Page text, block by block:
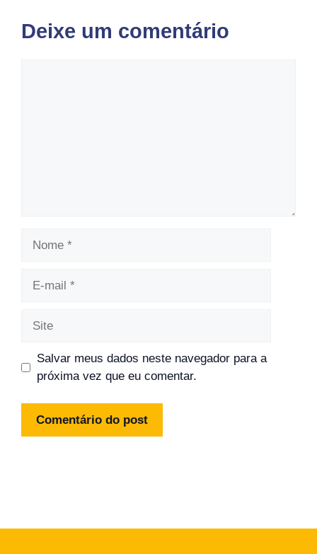
Deixe um comentário
Salvar meus dados neste navegador para a
próxima vez que eu comentar.